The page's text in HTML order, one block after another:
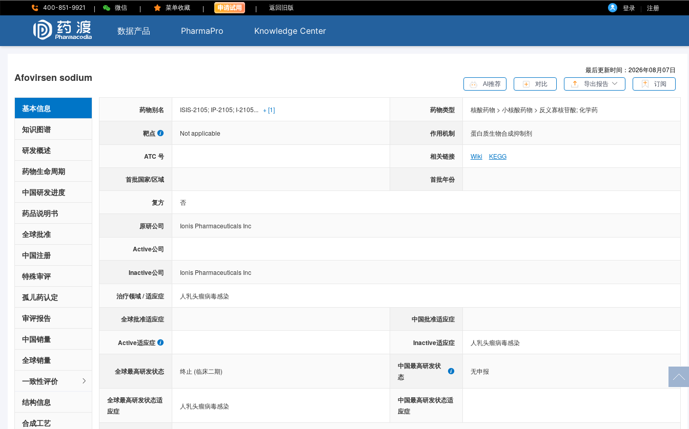
400-851-9921 | 微信 | 菜单收藏 | | 返回旧版 登录 | 注册
数据产品 PharmaPro Knowledge Center
Afovirsen sodium
最后更新时间：2026年08月07日
AI推荐 对比 导出报告 订阅
基本信息
知识图谱
研发概述
药物生命周期
中国研发进度
药品说明书
全球批准
中国注册
特殊审评
孤儿药认定
审评报告
中国销量
全球销量
一致性评价
结构信息
合成工艺
药物别名 ISIS-2105; IP-2105; I-2105... + [1] 药物类型 核酸药物 > 小核酸药物 > 反义寡核苷酸;化学药
靶点 Not applicable 作用机制 蛋白质生物合成抑制剂
ATC 号 相关链接 Wiki KEGG
首批国家/区域 首批年份
复方 否
原研公司 Ionis Pharmaceuticals Inc
Active公司
Inactive公司 Ionis Pharmaceuticals Inc
治疗领域 / 适应症 人乳头瘤病毒感染
全球批准适应症 中国批准适应症
Active适应症 Inactive适应症 人乳头瘤病毒感染
全球最高研发状态 终止 (临床二期)
中国最高研发状
态
无申报
全球最高研发状态适
应症
人乳头瘤病毒感染
中国最高研发状态适
应症